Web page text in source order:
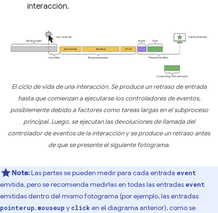
interacción.
El ciclo de vida de una interacción. Se produce un retraso de entrada
hasta que comienzan a ejecutarse los controladores de eventos,
posiblemente debido a factores como tareas largas en el subproceso
principal. Luego, se ejecutan las devoluciones de llamada del
controlador de eventos de la interacción y se produce un retraso antes
de que se presente el siguiente fotograma.
Nota:Las partes se pueden medir para cada entrada event
emitida, pero se recomienda medirlas en todas las entradas event
emitidas dentro del mismo fotograma (por ejemplo, las entradas
pointerup, mouseup y click en el diagrama anterior), como se